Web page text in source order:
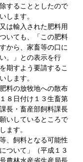
することとしたので
します。
は輸入された肥料用
いても、「この肥料
から、家畜等の口に
。」との表示を行
期すよう要請するこ
します。
料の放牧地への散布
８日付け１３生畜第
長・畜産部飼料課長
いしているところで
ます。
、飼料となる可能性
ついて」（平成１３